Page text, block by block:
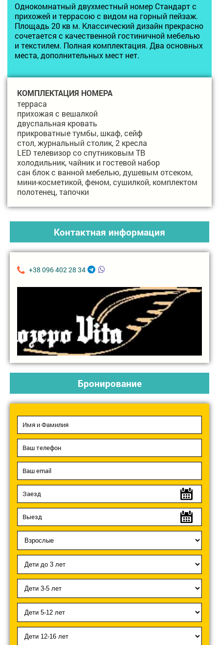
Однокомнатный двухместный номер Стандарт с
прихожей и террасою с видом на горный пейзаж.
Площадь 20 кв м. Классический дизайн прекрасно
сочетается с качественной гостиничной мебелью
и текстилем. Полная комплектация. Два основных
места, дополнительных мест нет.
КОМПЛЕКТАЦИЯ НОМЕРА
терраса
прихожая с вешалкой
двуспальная кровать
прикроватные тумбы, шкаф, сейф
стол, журнальный столик, 2 кресла
LED телевизор со спутниковым ТВ
холодильник, чайник и гостевой набор
сан блок с ванной мебелью, душевым отсеком,
мини-косметикой, феном, сушилкой, комплектом
полотенец, тапочки
Контактная информация
+38 096 402 28 34
Бронирование